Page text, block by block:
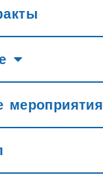
мероприятия